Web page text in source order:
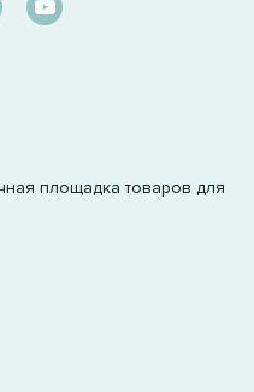
площадка товаров для